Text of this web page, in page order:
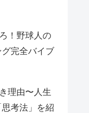
！野球人の
完全バイブ
理由〜人生
考法」を紹